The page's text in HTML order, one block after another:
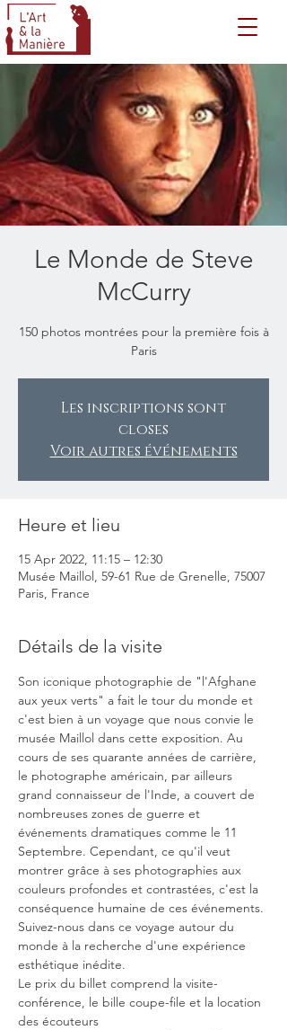
Le Monde de Steve
McCurry
150 photos montrées pour la première fois à
Paris
Les inscriptions sont
closes
Voir autres événements
Heure et lieu
15 Apr 2022, 11:15 – 12:30
Musée Maillol, 59-61 Rue de Grenelle, 75007
Paris, France
Détails de la visite
Son iconique photographie de "l'Afghane
aux yeux verts" a fait le tour du monde et
c'est bien à un voyage que nous convie le
musée Maillol dans cette exposition. Au
cours de ses quarante années de carrière,
le photographe américain, par ailleurs
grand connaisseur de l'Inde, a couvert de
nombreuses zones de guerre et
événements dramatiques comme le 11
Septembre. Cependant, ce qu'il veut
montrer grâce à ses photographies aux
couleurs profondes et contrastées, c'est la
conséquence humaine de ces événements.
Suivez-nous dans ce voyage autour du
monde à la recherche d'une expérience
esthétique inédite.
Le prix du billet comprend la visite-
conférence, le bille coupe-file et la location
des écouteurs